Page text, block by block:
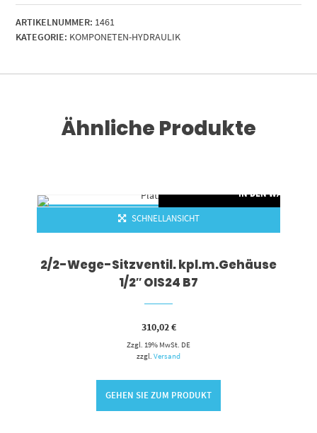
24
VDC
ARON
ARTIKELNUMMER: 1461
KATEGORIE: KOMPONETEN-HYDRAULIK
Ähnliche Produkte
IN DEN
SCHNELLANSICHT
2/2-Wege-Sitzventil. kpl.m.Gehäuse
1/2″ OIS24 B7
310,02€
Zzgl. 19% MwSt. DE
zzgl.Versand
GEHEN SIE ZUM PRODUKT